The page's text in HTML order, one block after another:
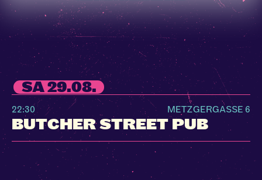
SA 29.08.
22:30
BUTCHER STREET PUB
METZGERGASSE 6